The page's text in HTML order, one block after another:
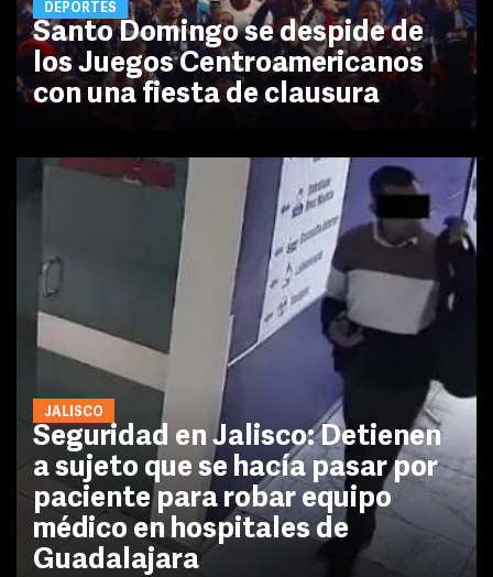
DEPORTES
Santo Domingo se despide de
los Juegos Centroamericanos
con una fiesta de clausura
JALISCO
Seguridad en Jalisco: Detienen
a sujeto que se hacía pasar por
paciente para robar equipo
médico en hospitales de
Guadalajara